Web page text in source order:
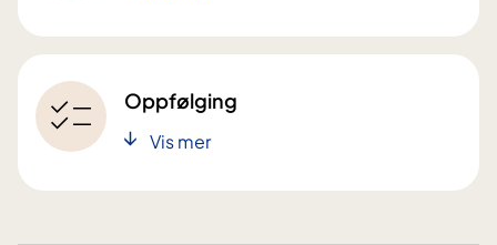
Oppfølging
Vis mer